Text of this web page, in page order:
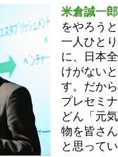
米倉誠一
をやろう
一人ひと
に、日本
けがない
す。だか
プレセミ
どん「元
物を皆さ
と思って